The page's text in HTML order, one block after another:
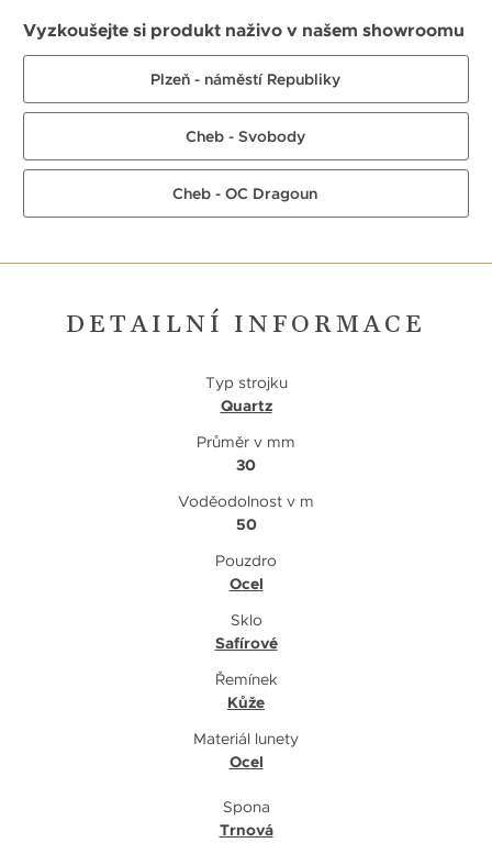
Vyzkoušejte si produkt naživo v našem showroomu
Plzeň - náměstí Republiky
Cheb - Svobody
Cheb - OC Dragoun
DETAILNÍ INFORMACE
Typ strojku
Quartz
Průměr v mm
30
Voděodolnost v m
50
Pouzdro
Ocel
Sklo
Safírové
Řemínek
Kůže
Materiál lunety
Ocel
Spona
Trnová